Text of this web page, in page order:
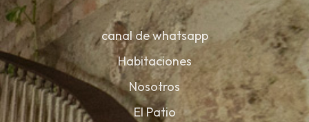
canal de whatsapp
Habitaciones
Nosotros
El Patio